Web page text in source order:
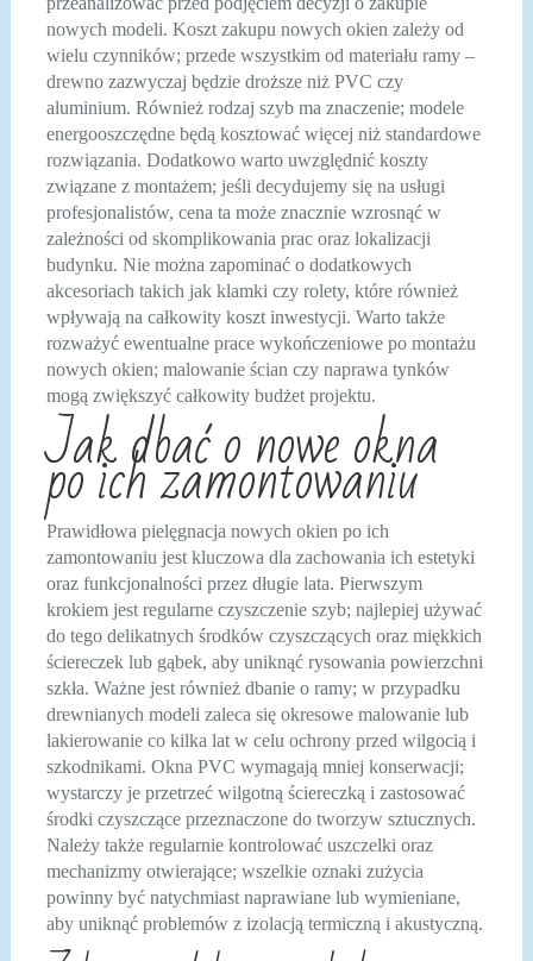
nowych modeli. Koszt zakupu nowych okien zależy od
wielu czynników; przede wszystkim od materiału ramy –
drewno zazwyczaj będzie droższe niż PVC czy
aluminium. Również rodzaj szyb ma znaczenie; modele
energooszczędne będą kosztować więcej niż standardowe
rozwiązania. Dodatkowo warto uwzględnić koszty
związane z montażem; jeśli decydujemy się na usługi
profesjonalistów, cena ta może znacznie wzrosnąć w
zależności od skomplikowania prac oraz lokalizacji
budynku. Nie można zapominać o dodatkowych
akcesoriach takich jak klamki czy rolety, które również
wpływają na całkowity koszt inwestycji. Warto także
rozważyć ewentualne prace wykończeniowe po montażu
nowych okien; malowanie ścian czy naprawa tynków
mogą zwiększyć całkowity budżet projektu.
Jak dbać o nowe okna
po ich zamontowaniu
Prawidłowa pielęgnacja nowych okien po ich
zamontowaniu jest kluczowa dla zachowania ich estetyki
oraz funkcjonalności przez długie lata. Pierwszym
krokiem jest regularne czyszczenie szyb; najlepiej używać
do tego delikatnych środków czyszczących oraz miękkich
ściereczek lub gąbek, aby uniknąć rysowania powierzchni
szkła. Ważne jest również dbanie o ramy; w przypadku
drewnianych modeli zaleca się okresowe malowanie lub
lakierowanie co kilka lat w celu ochrony przed wilgocią i
szkodnikami. Okna PVC wymagają mniej konserwacji;
wystarczy je przetrzeć wilgotną ściereczką i zastosować
środki czyszczące przeznaczone do tworzyw sztucznych.
Należy także regularnie kontrolować uszczelki oraz
mechanizmy otwierające; wszelkie oznaki zużycia
powinny być natychmiast naprawiane lub wymieniane,
aby uniknąć problemów z izolacją termiczną i akustyczną.